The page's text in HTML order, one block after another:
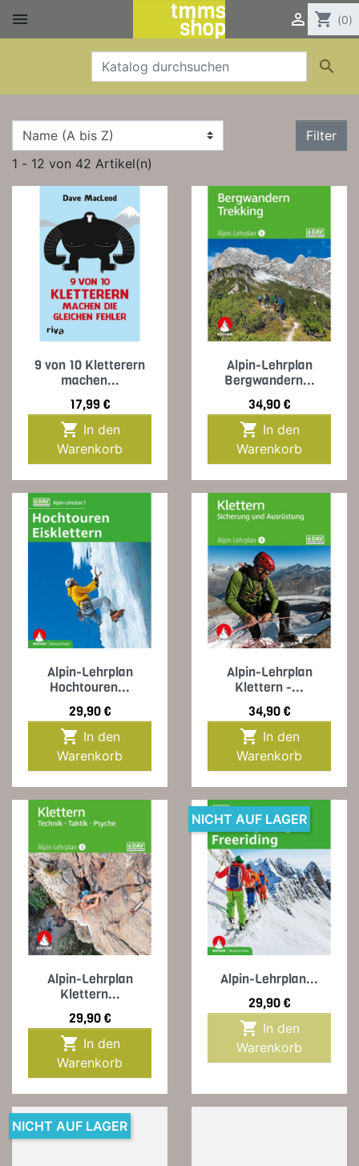
  shopping_cart (0)

Filter
1 - 12 von 42 Artikel(n)
9 von 10 Kletterern
machen...
Preis
17,99 €

Warenkorb
Alpin-Lehrplan
Bergwandern...
Preis
34,90 €

Warenkorb
Alpin-Lehrplan
Hochtouren...
Preis
29,90 €

Warenkorb
Alpin-Lehrplan
Klettern -...
Preis
34,90 €

Warenkorb
Alpin-Lehrplan
Klettern...
Preis
29,90 €

Warenkorb
Alpin-Lehrplan...
Preis
29,90 €

Warenkorb
NICHT AUF LAGER
NICHT AUF LAGER